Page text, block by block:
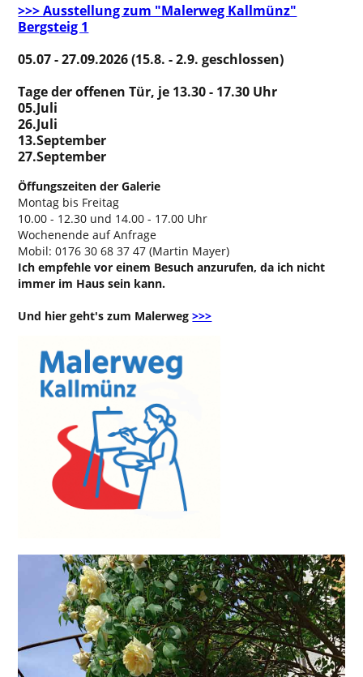
>>> Ausstellung zum "Malerweg Kallmünz"
Bergsteig 1
05.07 - 27.09.2026 (15.8. - 2.9. geschlossen)
Tage der offenen Tür, je 13.30 - 17.30 Uhr
05.Juli
26.Juli
13.September
27.September
Öffungszeiten der Galerie
Montag bis Freitag
10.00 - 12.30 und 14.00 - 17.00 Uhr
Wochenende auf Anfrage
Mobil: 0176 30 68 37 47 (Martin Mayer)
Ich empfehle vor einem Besuch anzurufen, da ich nicht
immer im Haus sein kann.
Und hier geht's zum Malerweg>>>